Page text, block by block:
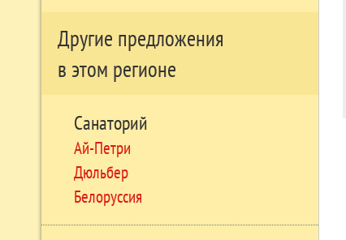
Другие предложения
в этом регионе
Санаторий
Ай-Петри
Дюльбер
Белоруссия